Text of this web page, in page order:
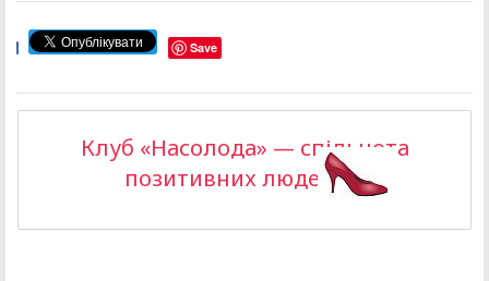
Save
Клуб «Насолода» — спільнота
позитивних людей >>